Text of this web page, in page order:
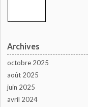
Archives
octobre 2025
août 2025
juin 2025
avril 2024